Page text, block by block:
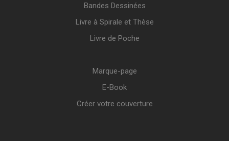
Bandes Dessinées
Livre à Spirale et Thèse
Livre de Poche
Marque-page
E-Book
Créer votre couverture